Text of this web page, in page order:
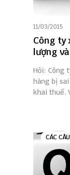
11/03/2015
Công ty
lượng
Hỏi: Công
hàng bị
khai thuế.
CÁC